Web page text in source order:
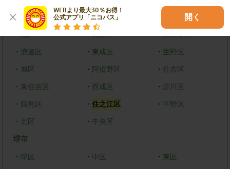
WEBより最大30％お得！
公式アプリ「ニコパス」
開く
・ 都島区 ・福島区
・港区 ・大正区 ・天王寺区
・ 浪速区 ・ 東成区 ・ 生野区
・ 旭区 ・ 阿倍野区 ・ 住吉区
・ 東住吉区 ・ 西成区 ・ 淀川区
・ 鶴見区 ・ 住之江区 ・平野区
・ 北区 ・ 中央区
堺市
・ 堺区 ・ 中区 ・ 東区